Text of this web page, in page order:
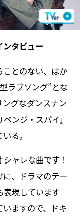
ンタビュー
ことのない、はか
ラブソング”とな
グなダンスナン
ンジ・スパイ』
る。
ャレな曲です！
に、ドラマのテー
表現しています
ますので、ドキ